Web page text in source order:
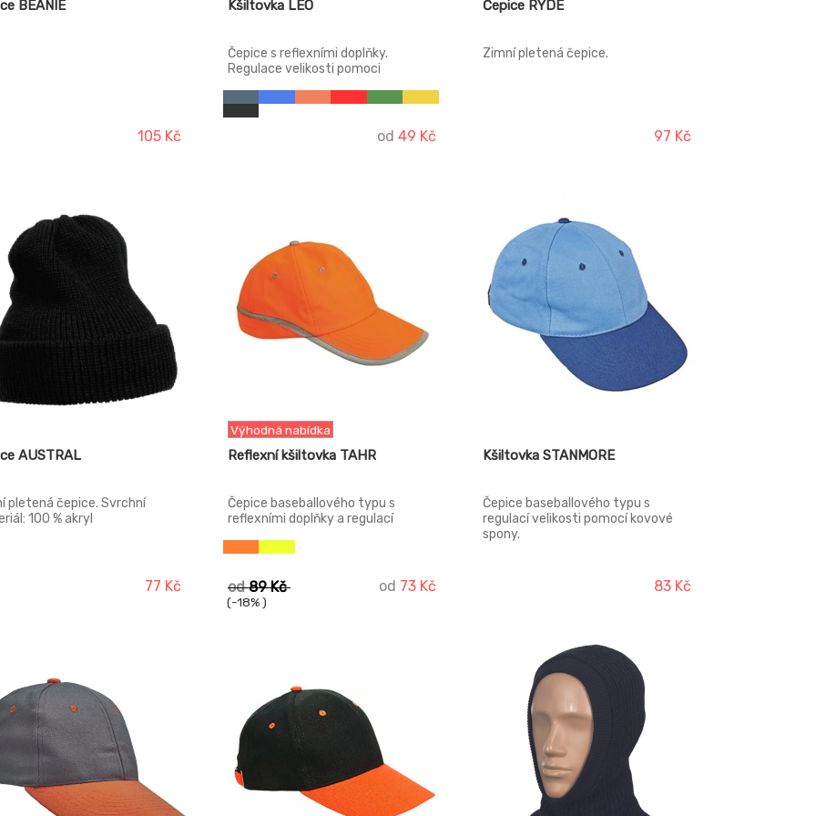
BEANIE
105 Kč
Kšiltovka LEO
Čepice s reflexními doplňky.
Regulace velikosti pomoci
od 49 Kč
Čepice RYDE
Zimní pletená čepice.
97 Kč
AUSTRAL
pletená čepice. Svrchní
100 % akryl
77 Kč
Výhodná nabídka
Reflexní kšiltovka TAHR
Čepice baseballového typu s
reflexními doplňky a regulací
od89 Kč
(-18% )
od 73 Kč
Kšiltovka STANMORE
Čepice baseballového typu s
regulací velikosti pomocí kovové
spony.
83 Kč